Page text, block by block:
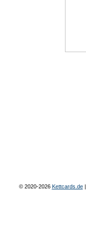
© 2020-2026 Kettcards.de|